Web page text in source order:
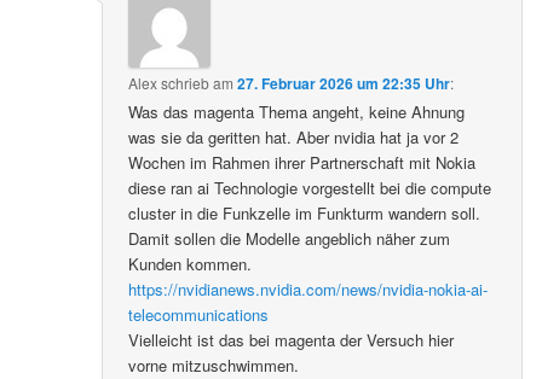
Alexschriebam27. Februar 2026 um 22:35 Uhr:
Was das magenta Thema angeht, keine Ahnung
was sie da geritten hat. Aber nvidia hat ja vor 2
Wochen im Rahmen ihrer Partnerschaft mit Nokia
diese ran ai Technologie vorgestellt bei die compute
cluster in die Funkzelle im Funkturm wandern soll.
Damit sollen die Modelle angeblich näher zum
Kunden kommen.
https://nvidianews.nvidia.com/news/nvidia-nokia-ai-
telecommunications
Vielleicht ist das bei magenta der Versuch hier
vorne mitzuschwimmen.